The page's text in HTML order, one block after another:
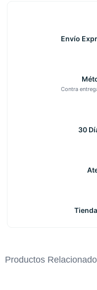
Envío
Contra
30
Productos